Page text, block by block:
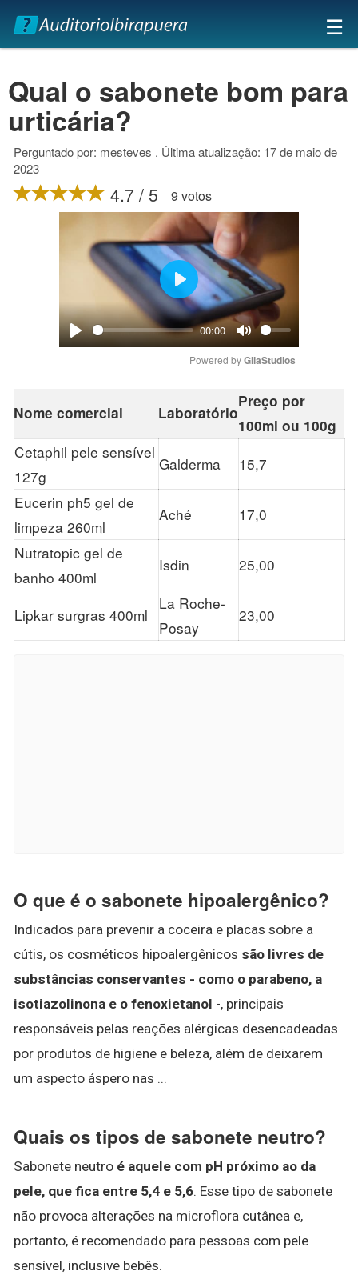
×
☰
Qual o sabonete bom para
urticária?
Perguntado por: mesteves . Última atualização: 17 de maio de
2023
4.7 / 5 9 votos
Play
00:00
Mute
Play
Powered by GliaStudios
Nome comercial Laboratório
Preço por
100ml ou 100g
Cetaphil pele sensível
127g
Galderma
15,7
Eucerin ph5 gel de
limpeza 260ml
Aché
17,0
Nutratopic gel de
banho 400ml
Isdin 25,00
Lipkar surgras 400ml
La Roche-
Posay
23,00
O que é o sabonete hipoalergênico?
Indicados para prevenir a coceira e placas sobre a
cútis, os cosméticos hipoalergênicos são livres de
substâncias conservantes - como o parabeno, a
isotiazolinona e o fenoxietanol -, principais
responsáveis pelas reações alérgicas desencadeadas
por produtos de higiene e beleza, além de deixarem
um aspecto áspero nas ...
Quais os tipos de sabonete neutro?
Sabonete neutro é aquele com pH próximo ao da
pele, que fica entre 5,4 e 5,6. Esse tipo de sabonete
não provoca alterações na microflora cutânea e,
portanto, é recomendado para pessoas com pele
sensível, inclusive bebês.